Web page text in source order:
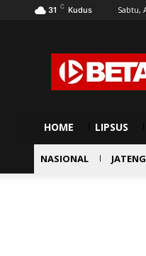
31 C Kudus Sabtu,
HOME LIPSUS
NASIONAL JATENG